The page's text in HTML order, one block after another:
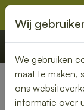
€
Nederland»
Wij
We gebruiken
maat te maken,
ons
informatie over